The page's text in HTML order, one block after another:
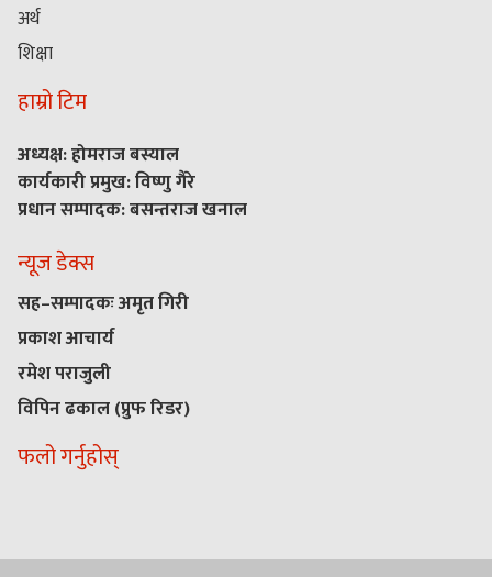
अर्थ
शिक्षा
हाम्रो टिम
अध्यक्ष: होमराज बस्याल
कार्यकारी प्रमुख: विष्णु गैरे
प्रधान सम्पादक: बसन्तराज खनाल
न्यूज डेक्स
सह–सम्पादकः अमृत गिरी
प्रकाश आचार्य
रमेश पराजुली
विपिन ढकाल (प्रुफ रिडर)
फलो गर्नुहोस्